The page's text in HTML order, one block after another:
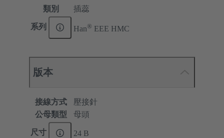
類別 插蕊
系列 Han® EEE HMC
版本
接線方式
壓接針
公母類型
母頭
尺寸 24 B